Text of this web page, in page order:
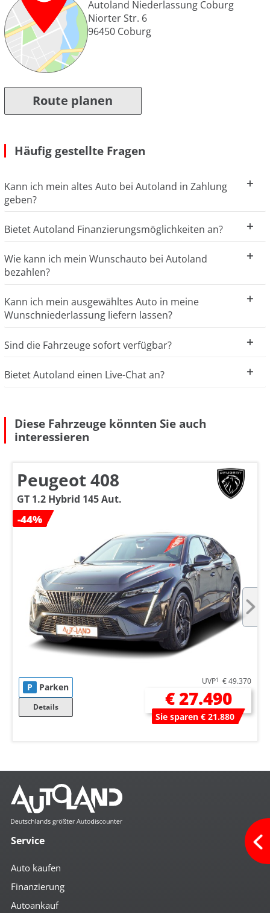
Autoland Niederlassung Coburg
Niorter Str. 6
96450 Coburg
Route planen
Häufig gestellte Fragen
Kann ich mein altes Auto bei Autoland in Zahlung
geben?
Bietet Autoland Finanzierungsmöglichkeiten an?
Wie kann ich mein Wunschauto bei Autoland
bezahlen?
Kann ich mein ausgewähltes Auto in meine
Wunschniederlassung liefern lassen?
Sind die Fahrzeuge sofort verfügbar?
Bietet Autoland einen Live-Chat an?
Diese Fahrzeuge könnten Sie auch
interessieren
Peugeot 408
GT 1.2 Hybrid 145 Aut.
-44%
P Parken
Details
UVP1 € 49.370
€ 27.490
Sie sparen € 21.880
Service
Auto kaufen
Finanzierung
Autoankauf